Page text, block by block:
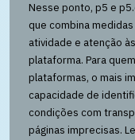
Nesse ponto, p5 e
que combina
atividade e atenção
plataforma. Para
plataformas, o mais
capacidade de
condições com
páginas imprecisas.